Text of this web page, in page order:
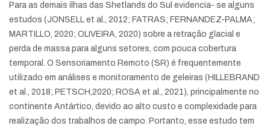
Para as demais ilhas das Shetlands do Sul evidencia- se alguns
estudos (JONSELL et al., 2012; FATRAS; FERNANDEZ-PALMA;
MARTILLO, 2020; OLIVEIRA, 2020) sobre a retração glacial e
perda de massa para alguns setores, com pouca cobertura
temporal. O Sensoriamento Remoto (SR) é frequentemente
utilizado em análises e monitoramento de geleiras (HILLEBRAND
et al., 2018; PETSCH,2020; ROSA et al., 2021), principalmente no
continente Antártico, devido ao alto custo e complexidade para
realização dos trabalhos de campo. Portanto, esse estudo tem